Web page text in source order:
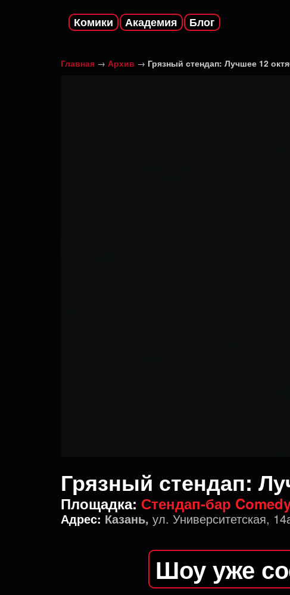
Комики Академия Блог
Главная → Архив → Грязный стендап: Лучшее 12
Грязный стендап:
Площадка: Стендап-бар
Адрес: Казань, ул. Университетская,
Шоу уже